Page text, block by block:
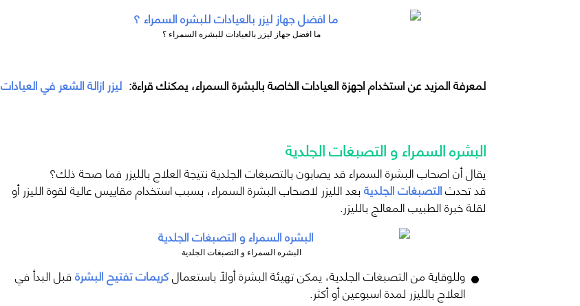
ما افضل جهاز ليزر بالعيادات للبشره السمراء ؟
لمعرفة المزيد عن استخدام اجهزة العيادات الخاصة بالبشرة السمراء، يمكنك قراءة: ليزر ازالة الشعر في العيادات
البشره السمراء و التصبغات الجلدية
يقال أن اصحاب البشرة السمراء قد يصابون بالتصبغات الجلدية نتيجة العلاج بالليزر فما صحة ذلك؟
قد تحدثالتصبغات الجلديةبعد الليزر لاصحاب البشرة السمراء، بسبب استخدام مقاييس عالية لقوة الليزر أو
لقلة خبرة الطبيب المعالج بالليزر.
البشره السمراء و التصبغات الجلدية
وللوقاية من التصبغات الجلدية، يمكن تهيئة البشرة أولاً باستعمالكريمات تفتيح البشرةقبل البدأ في
العلاج بالليزر لمدة اسبوعين أو أكثر.